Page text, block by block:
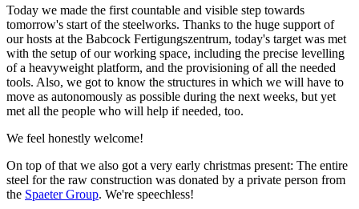
Today we made the first countable and visible step towards
tomorrow's start of the steelworks. Thanks to the huge support of
our hosts at the Babcock Fertigungszentrum, today's target was met
with the setup of our working space, including the precise levelling
of a heavyweight platform, and the provisioning of all the needed
tools. Also, we got to know the structures in which we will have to
move as autonomously as possible during the next weeks, but yet
met all the people who will help if needed, too.
We feel honestly welcome!
On top of that we also got a very early christmas present: The entire
steel for the raw construction was donated by a private person from
the Spaeter Group. We're speechless!